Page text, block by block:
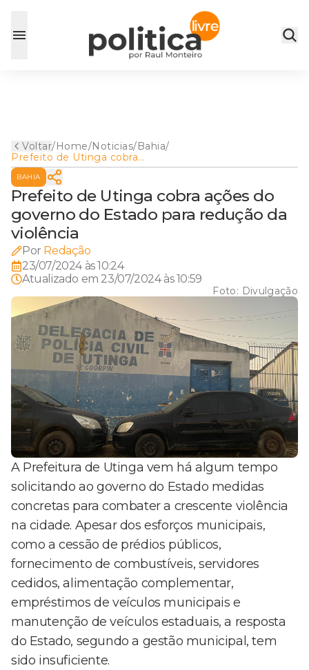
Voltar/Home/Noticias/Bahia/
Prefeito de Utinga cobra
ações do governo do Estado
para redução da violência
BAHIA
Prefeito de Utinga cobra ações do
governo do Estado para redução da
violência
Por Redação
23/07/2024 às 10:24
Atualizado em 23/07/2024 às 10:59
Foto: Divulgação
A Prefeitura de Utinga vem há algum tempo
solicitando ao governo do Estado medidas
concretas para combater a crescente violência
na cidade. Apesar dos esforços municipais,
como a cessão de prédios públicos,
fornecimento de combustíveis, servidores
cedidos, alimentação complementar,
empréstimos de veículos municipais e
manutenção de veículos estaduais, a resposta
do Estado, segundo a gestão municipal, tem
sido insuficiente.